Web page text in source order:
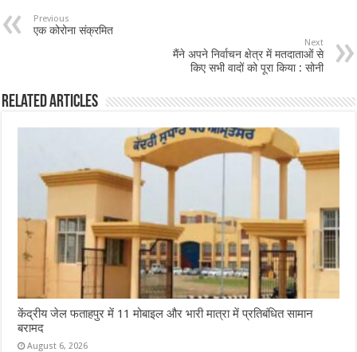
b
o
k
sA
p
Previous
एक कोरोना संक्रमित
Next
मैंने अपने निर्वाचन क्षेत्र में मतदाताओं से
किए सभी वादों को पूरा किया : सोनी
Related Articles
केंद्रीय जेल फताहपुर में 11 मोबाइल और भारी मात्रा में प्रतिबंधित सामान
बरामद
August 6, 2026